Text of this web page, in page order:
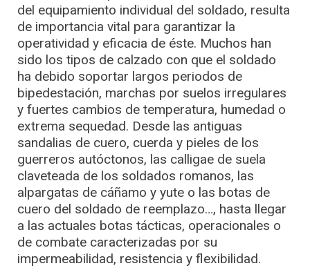
del equipamiento individual del soldado, resulta
de importancia vital para garantizar la
operatividad y eficacia de éste. Muchos han
sido los tipos de calzado con que el soldado
ha debido soportar largos periodos de
bipedestación, marchas por suelos irregulares
y fuertes cambios de temperatura, humedad o
extrema sequedad. Desde las antiguas
sandalias de cuero, cuerda y pieles de los
guerreros autóctonos, las calligae de suela
claveteada de los soldados romanos, las
alpargatas de cáñamo y yute o las botas de
cuero del soldado de reemplazo…, hasta llegar
a las actuales botas tácticas, operacionales o
de combate caracterizadas por su
impermeabilidad, resistencia y flexibilidad.